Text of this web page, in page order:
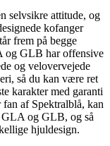
selvsikre attitude, og
kofanger
frem på begge
og GLB har offensive
og velovervejede
så du kan være ret
karakter med garanti
af Spektralblå, kan
GLA og GLB, og så
hjuldesign.